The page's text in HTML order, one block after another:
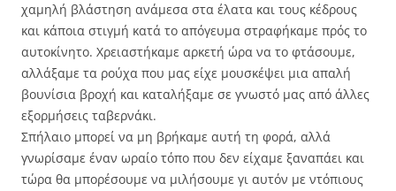
χαμηλή βλάστηση ανάμεσα στα έλατα και τους κέδρους
και κάποια στιγμή κατά το απόγευμα στραφήκαμε πρός το
αυτοκίνητο. Χρειαστήκαμε αρκετή ώρα να το φτάσουμε,
αλλάξαμε τα ρούχα που μας είχε μουσκέψει μια απαλή
βουνίσια βροχή και καταλήξαμε σε γνωστό μας από άλλες
εξορμήσεις ταβερνάκι.
Σπήλαιο μπορεί να μη βρήκαμε αυτή τη φορά, αλλά
γνωρίσαμε έναν ωραίο τόπο που δεν είχαμε ξαναπάει και
τώρα θα μπορέσουμε να μιλήσουμε γι αυτόν με ντόπιους